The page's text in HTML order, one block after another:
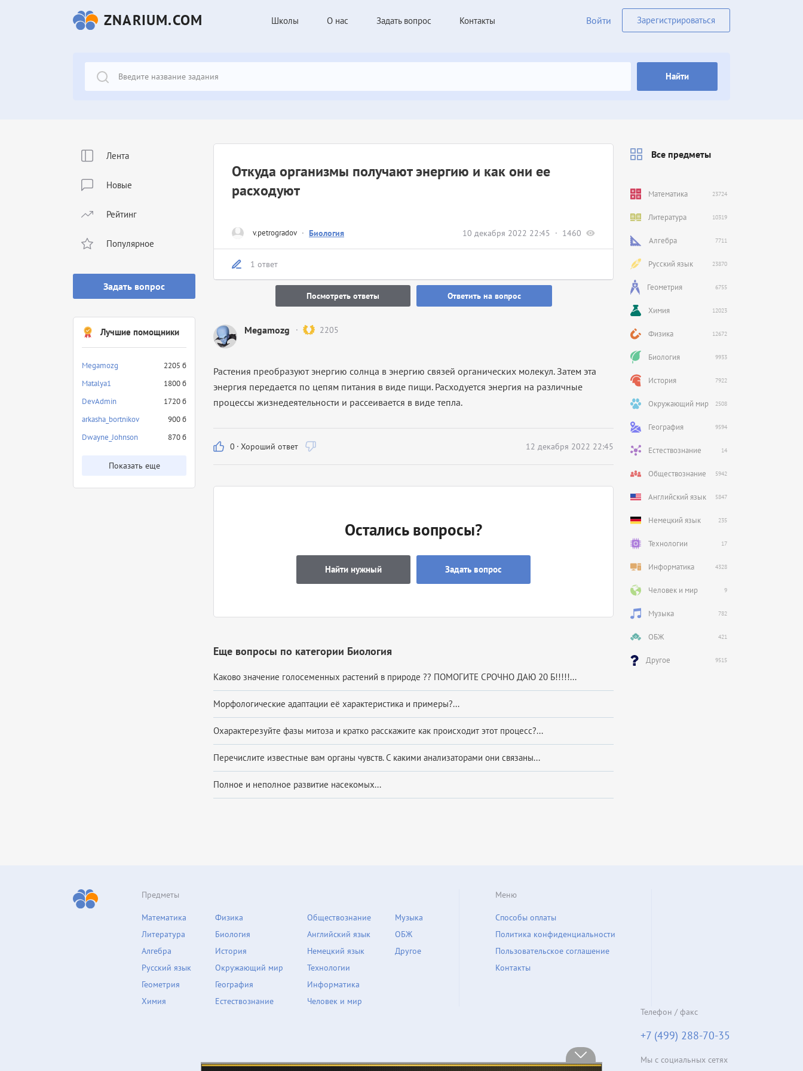
ZNARIUM.COM Школы О нас Задать вопрос Контакты Войти Зарегистрироваться
Найти
Лента
Новые
Рейтинг
Популярное
Задать вопрос
Лучшие помощники
Megamozg
2205 б
Matalya1
1800 б
DevAdmin
1720 б
arkasha_bortnikov
900 б
Dwayne_Johnson
870 б
Показать еще
v.petrogradov · Биология 10 декабря 2022 22:45 1460
Откуда организмы получают энергию и как они ее
расходуют
1 ответ
Посмотреть ответы Ответить на вопрос
Megamozg 2205
Растения преобразуют энергию солнца в энергию связей органических молекул. Затем эта
энергия передается по цепям питания в виде пищи. Расходуется энергия на различные
процессы жизнедеятельности и рассеивается в виде тепла.
0 · Хороший ответ 12 декабря 2022 22:45
Остались вопросы?
Найти нужный Задать вопрос
Еще вопросы по категории Биология
Каково значение голосеменных растений в природе ?? ПОМОГИТЕ СРОЧНО ДАЮ 20 Б!!!!!...
Морфологические адаптации её характеристика и примеры?...
Охарактерезуйте фазы митоза и кратко расскажите как происходит этот процесс?...
Перечислите известные вам органы чувств. С какими анализаторами они связаны...
Полное и неполное развитие насекомых...
Все предметы
Математика 23724
Литература 10319
Алгебра 7711
Русский язык 23870
Геометрия 6755
Химия 12023
Физика 12672
Биология 9933
История 7922
Окружающий мир 2508
География 9594
Естествознание 14
Обществознание 5942
Английский язык 5847
Немецкий язык 235
Технологии 17
Информатика 4328
Человек и мир 9
Музыка 782
ОБЖ 421
Другое 9515
Предметы
Математика
Литература
Алгебра
Русский язык
Геометрия
Химия
Физика
Биология
История
Окружающий мир
География
Естествознание
Обществознание
Английский язык
Немецкий язык
Технологии
Информатика
Человек и мир
Музыка
ОБЖ
Другое
Меню
Способы оплаты
Политика конфиденциальности
Пользовательское соглашение
Контакты
Телефон / факс
+7 (499) 288-70-35
Мы с социальных сетях